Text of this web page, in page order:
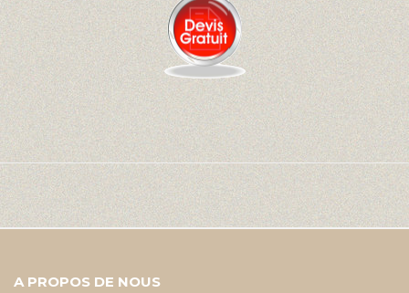
A PROPOS DE NOUS